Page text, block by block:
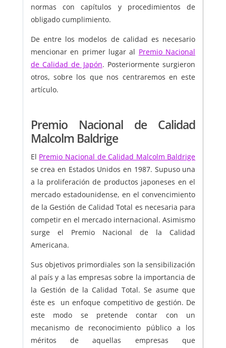
normas con capítulos y procedimientos de
obligado cumplimiento.
De entre los modelos de calidad es necesario
mencionar en primer lugar al Premio Nacional
de Calidad de Japón. Posteriormente surgieron
otros, sobre los que nos centraremos en este
artículo.
Premio Nacional de Calidad
Malcolm Baldrige
El Premio Nacional de Calidad Malcolm Baldrige
se crea en Estados Unidos en 1987. Supuso una
a la proliferación de productos japoneses en el
mercado estadounidense, en el convencimiento
de la Gestión de Calidad Total es necesaria para
competir en el mercado internacional. Asimismo
surge el Premio Nacional de la Calidad
Americana.
Sus objetivos primordiales son la sensibilización
al país y a las empresas sobre la importancia de
la Gestión de la Calidad Total. Se asume que
éste es un enfoque competitivo de gestión. De
este modo se pretende contar con un
mecanismo de reconocimiento público a los
méritos de aquellas empresas que